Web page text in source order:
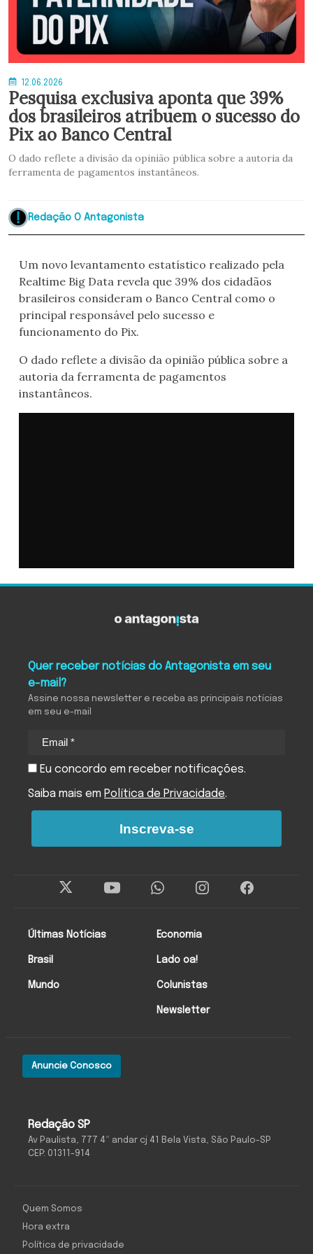
12.06.2026
Pesquisa exclusiva aponta que 39%
dos brasileiros atribuem o sucesso do
Pix ao Banco Central
O dado reflete a divisão da opinião pública sobre a autoria da
ferramenta de pagamentos instantâneos.
Redação O Antagonista
Um novo levantamento estatístico realizado pela
Realtime Big Data revela que 39% dos cidadãos
brasileiros consideram o Banco Central como o
principal responsável pelo sucesso e
funcionamento do Pix.
O dado reflete a divisão da opinião pública sobre a
autoria da ferramenta de pagamentos
instantâneos.
Redação SP
Av Paulista, 777 4º andar cj 41 Bela Vista, São Paulo-SP
CEP: 01311-914
Anuncie Conosco
Últimas Notícias
Brasil
Mundo
Economia
Lado oa!
Colunistas
Newsletter
Quer receber notícias do Antagonista em seu
e-mail?
Assine nossa newsletter e receba as principais notícias
em seu e-mail
Eu concordo em receber notificações.
Saiba mais em Política de Privacidade.
Inscreva-se
Quem Somos
Hora extra
Política de privacidade